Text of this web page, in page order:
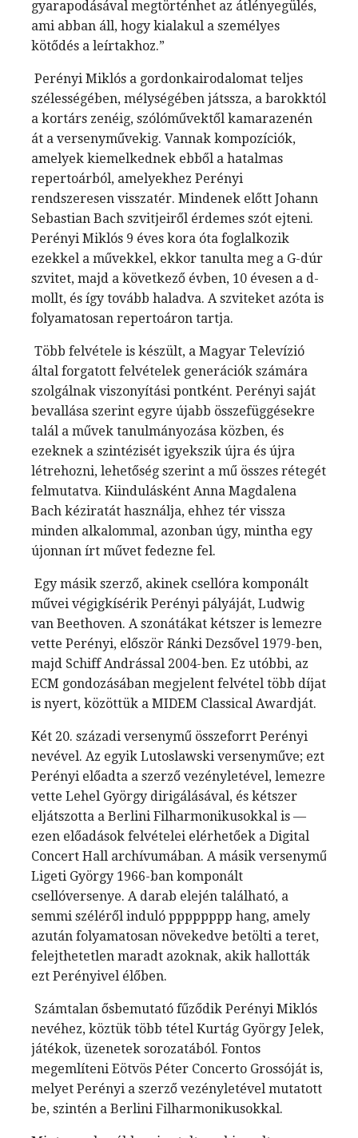
gyarapodásával megtörténhet az átlényegülés,
ami abban áll, hogy kialakul a személyes
kötődés a leírtakhoz.”
Perényi Miklós a gordonkairodalomat teljes
szélességében, mélységében játssza, a barokktól
a kortárs zenéig, szólóművektől kamarazenén
át a versenyművekig. Vannak kompozíciók,
amelyek kiemelkednek ebből a hatalmas
repertoárból, amelyekhez Perényi
rendszeresen visszatér. Mindenek előtt Johann
Sebastian Bach szvitjeiről érdemes szót ejteni.
Perényi Miklós 9 éves kora óta foglalkozik
ezekkel a művekkel, ekkor tanulta meg a G-dúr
szvitet, majd a következő évben, 10 évesen a d-
mollt, és így tovább haladva. A szviteket azóta is
folyamatosan repertoáron tartja.
Több felvétele is készült, a Magyar Televízió
által forgatott felvételek generációk számára
szolgálnak viszonyítási pontként. Perényi saját
bevallása szerint egyre újabb összefüggésekre
talál a művek tanulmányozása közben, és
ezeknek a szintézisét igyekszik újra és újra
létrehozni, lehetőség szerint a mű összes rétegét
felmutatva. Kiindulásként Anna Magdalena
Bach kéziratát használja, ehhez tér vissza
minden alkalommal, azonban úgy, mintha egy
újonnan írt művet fedezne fel.
Egy másik szerző, akinek csellóra komponált
művei végigkísérik Perényi pályáját, Ludwig
van Beethoven. A szonátákat kétszer is lemezre
vette Perényi, először Ránki Dezsővel 1979-ben,
majd Schiff Andrással 2004-ben. Ez utóbbi, az
ECM gondozásában megjelent felvétel több díjat
is nyert, közöttük a MIDEM Classical Awardját.
Két 20. századi versenymű összeforrt Perényi
nevével. Az egyik Lutoslawski versenyműve; ezt
Perényi előadta a szerző vezényletével, lemezre
vette Lehel György dirigálásával, és kétszer
eljátszotta a Berlini Filharmonikusokkal is —
ezen előadások felvételei elérhetőek a Digital
Concert Hall archívumában. A másik versenymű
Ligeti György 1966-ban komponált
csellóversenye. A darab elején található, a
semmi széléről induló pppppppp hang, amely
azután folyamatosan növekedve betölti a teret,
felejthetetlen maradt azoknak, akik hallották
ezt Perényivel élőben.
Számtalan ősbemutató fűződik Perényi Miklós
nevéhez, köztük több tétel Kurtág György Jelek,
játékok, üzenetek sorozatából. Fontos
megemlíteni Eötvös Péter Concerto Grossóját is,
melyet Perényi a szerző vezényletével mutatott
be, szintén a Berlini Filharmonikusokkal.